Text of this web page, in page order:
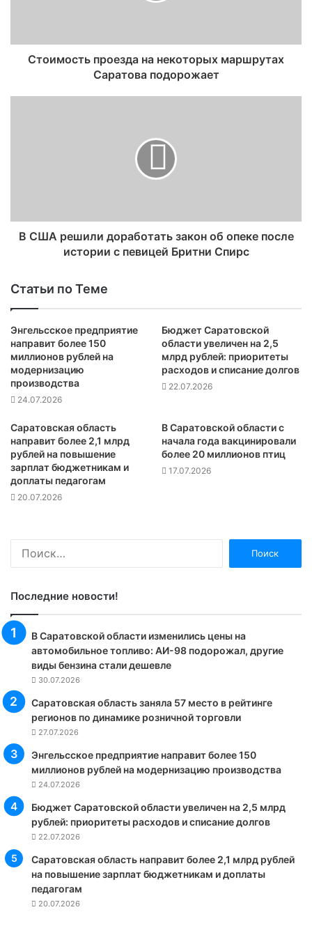
Стоимость проезда на некоторых маршрутах
Саратова подорожает
В США решили доработать закон об опеке после
истории с певицей Бритни Спирс
Статьи по Теме
Энгельсское предприятие
направит более 150
миллионов рублей на
модернизацию
производства
24.07.2026
Бюджет Саратовской
области увеличен на 2,5
млрд рублей: приоритеты
расходов и списание долгов
22.07.2026
Саратовская область
направит более 2,1 млрд
рублей на повышение
зарплат бюджетникам и
доплаты педагогам
20.07.2026
В Саратовской области с
начала года вакцинировали
более 20 миллионов птиц
17.07.2026
Последние новости!
В Саратовской области изменились цены на
автомобильное топливо: АИ-98 подорожал, другие
виды бензина стали дешевле
30.07.2026
Саратовская область заняла 57 место в рейтинге
регионов по динамике розничной торговли
27.07.2026
Энгельсское предприятие направит более 150
миллионов рублей на модернизацию производства
24.07.2026
Бюджет Саратовской области увеличен на 2,5 млрд
рублей: приоритеты расходов и списание долгов
22.07.2026
Саратовская область направит более 2,1 млрд рублей
на повышение зарплат бюджетникам и доплаты
педагогам
20.07.2026